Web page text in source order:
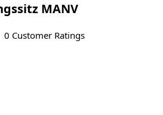
MANV
0 Customer Ratings